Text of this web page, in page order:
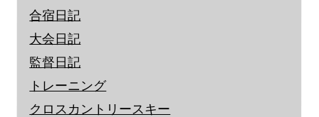
合宿日記
大会日記
監督日記
トレーニング
クロスカントリースキー